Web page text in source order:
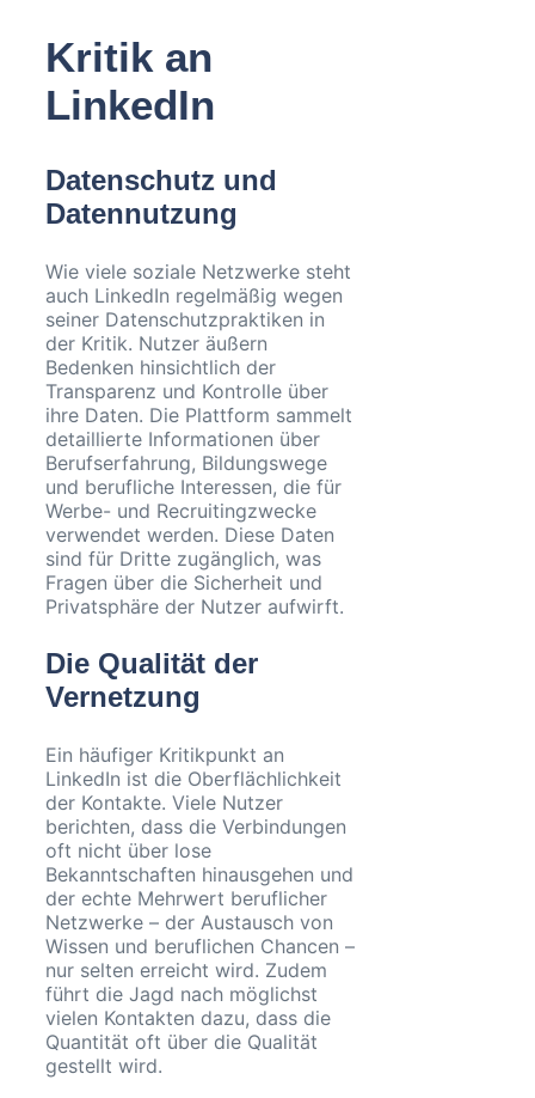
Kritik an
LinkedIn
Datenschutz und
Datennutzung
Wie viele soziale Netzwerke steht
auch LinkedIn regelmäßig wegen
seiner Datenschutzpraktiken in
der Kritik. Nutzer äußern
Bedenken hinsichtlich der
Transparenz und Kontrolle über
ihre Daten. Die Plattform sammelt
detaillierte Informationen über
Berufserfahrung, Bildungswege
und berufliche Interessen, die für
Werbe- und Recruitingzwecke
verwendet werden. Diese Daten
sind für Dritte zugänglich, was
Fragen über die Sicherheit und
Privatsphäre der Nutzer aufwirft.
Die Qualität der
Vernetzung
Ein häufiger Kritikpunkt an
LinkedIn ist die Oberflächlichkeit
der Kontakte. Viele Nutzer
berichten, dass die Verbindungen
oft nicht über lose
Bekanntschaften hinausgehen und
der echte Mehrwert beruflicher
Netzwerke – der Austausch von
Wissen und beruflichen Chancen –
nur selten erreicht wird. Zudem
führt die Jagd nach möglichst
vielen Kontakten dazu, dass die
Quantität oft über die Qualität
gestellt wird.